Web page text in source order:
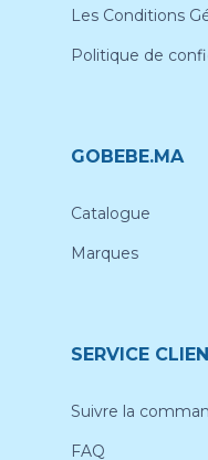
Les Conditions
Politique de
GOBEBE.MA
Catalogue
Marques
SERVICE
Suivre la
FAQ